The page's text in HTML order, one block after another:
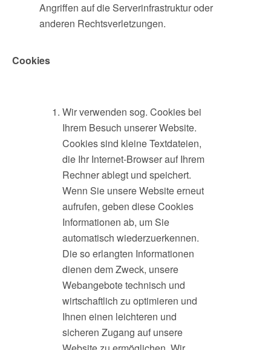
Angriffen auf die Serverinfrastruktur oder
anderen Rechtsverletzungen.
Cookies
Wir verwenden sog. Cookies bei
Ihrem Besuch unserer Website.
Cookies sind kleine Textdateien,
die Ihr Internet-Browser auf Ihrem
Rechner ablegt und speichert.
Wenn Sie unsere Website erneut
aufrufen, geben diese Cookies
Informationen ab, um Sie
automatisch wiederzuerkennen.
Die so erlangten Informationen
dienen dem Zweck, unsere
Webangebote technisch und
wirtschaftlich zu optimieren und
Ihnen einen leichteren und
sicheren Zugang auf unsere